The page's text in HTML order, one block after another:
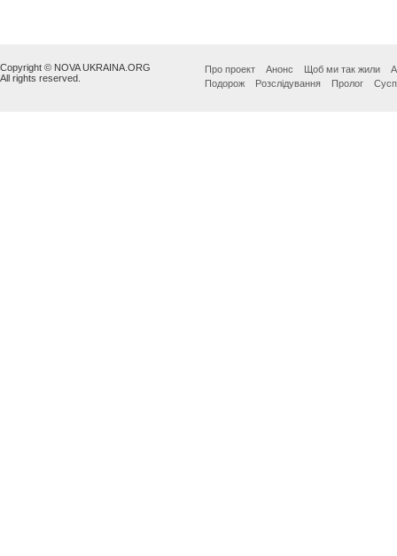
Copyright © NOVA UKRAINA.ORG
All rights reserved.
Про проект Анонс Щоб ми так жили
Подорож
Розслідування Пролог